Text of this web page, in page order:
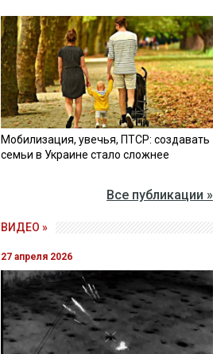
Мобилизация, увечья, ПТСР: создавать
семьи в Украине стало сложнее
Все публикации »
ВИДЕО »
27 апреля 2026